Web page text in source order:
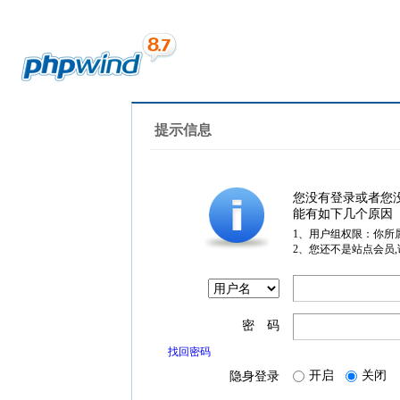
提示信息
您没有登录或者您
能有如下几个原因
1、用户组权限：你所
2、您还不是站点会员
密 码
找回密码
隐身登录 开启 关闭